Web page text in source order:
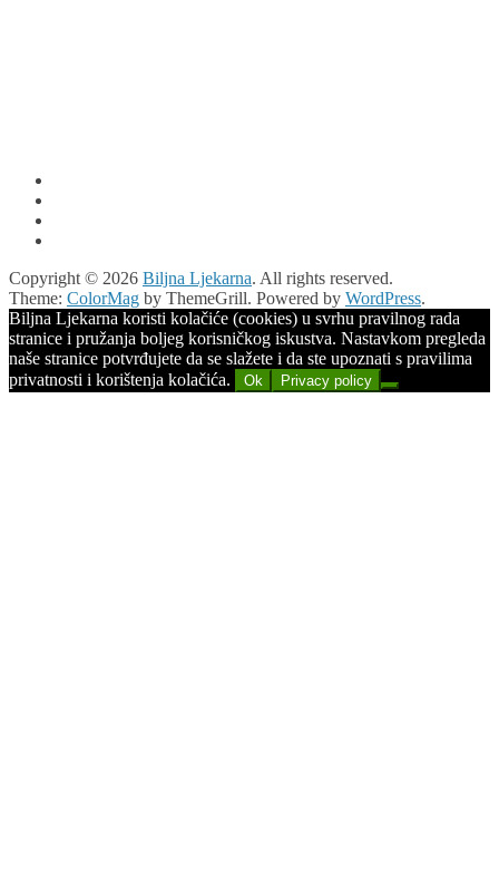
Copyright © 2026 Biljna Ljekarna. All rights reserved.
Theme: ColorMag by ThemeGrill. Powered by WordPress.
Biljna Ljekarna koristi kolačiće (cookies) u svrhu pravilnog rada
stranice i pružanja boljeg korisničkog iskustva. Nastavkom pregleda
naše stranice potvrđujete da se slažete i da ste upoznati s pravilima
privatnosti i korištenja kolačića.
Ok Privacy policy